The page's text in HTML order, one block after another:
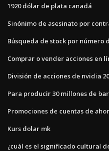
1920 dólar de plata canadá
Sinónimo de asesinato por
Búsqueda de stock por número
Comprar o vender acciones en
División de acciones de nvidia
Para producir 30 millones de
Promociones de cuentas de
Kurs dolar mk
¿cuál es el significado cultural